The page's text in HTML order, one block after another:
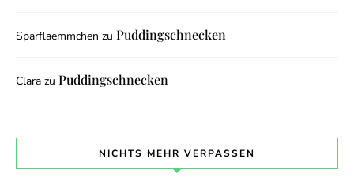
Sparflaemmchen zu Puddingschnecken
Clara zu Puddingschnecken
NICHTS MEHR VERPASSEN